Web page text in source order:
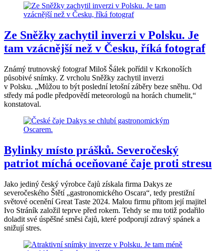
Ze Sněžky zachytil inverzi v Polsku. Je
tam vzácnější než v Česku, říká fotograf
Známý trutnovský fotograf Miloš Šálek pořídil v Krkonoších
působivé snímky. Z vrcholu Sněžky zachytil inverzi
v Polsku. „Můžou to být poslední letošní záběry beze sněhu. Od
středy má podle předpovědí meteorologů na horách chumelit,“
konstatoval.
Bylinky místo prášků. Severočeský
patriot míchá oceňované čaje proti stresu
Jako jediný český výrobce čajů získala firma Dakys ze
severočeského Štětí „gastronomického Oscara“, tedy prestižní
světové ocenění Great Taste 2024. Malou firmu přitom její majitel
Ivo Stráník založil teprve před rokem. Tehdy se mu totiž podařilo
doladit své úspěšné směsi čajů, které podporují zdravý spánek a
snižují stres.